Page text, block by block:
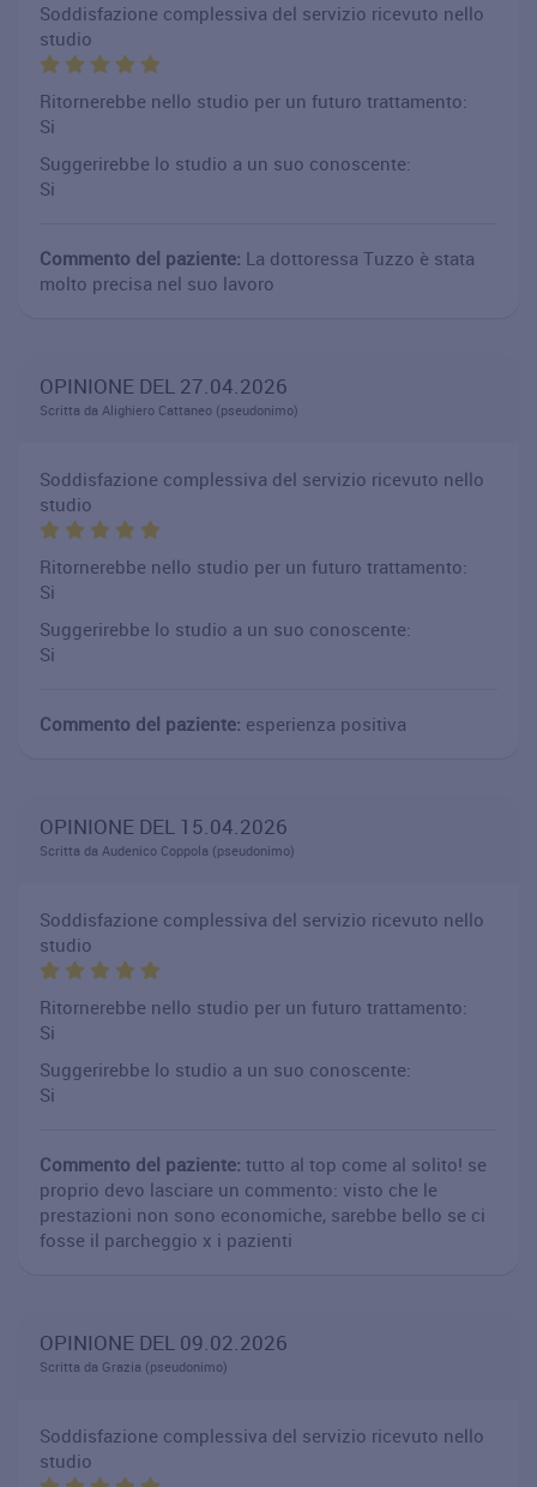
Soddisfazione complessiva del servizio ricevuto nello
studio
Ritornerebbe nello studio per un futuro trattamento:
Si
Suggerirebbe lo studio a un suo conoscente:
Si
Commento del paziente: La dottoressa Tuzzo è stata
molto precisa nel suo lavoro
OPINIONE DEL 27.04.2026
Scritta da Alighiero Cattaneo (pseudonimo)
Soddisfazione complessiva del servizio ricevuto nello
studio
Ritornerebbe nello studio per un futuro trattamento:
Si
Suggerirebbe lo studio a un suo conoscente:
Si
Commento del paziente: esperienza positiva
OPINIONE DEL 15.04.2026
Scritta da Audenico Coppola (pseudonimo)
Soddisfazione complessiva del servizio ricevuto nello
studio
Ritornerebbe nello studio per un futuro trattamento:
Si
Suggerirebbe lo studio a un suo conoscente:
Si
Commento del paziente: tutto al top come al solito! se
proprio devo lasciare un commento: visto che le
prestazioni non sono economiche, sarebbe bello se ci
fosse il parcheggio x i pazienti
OPINIONE DEL 09.02.2026
Scritta da Grazia (pseudonimo)
Soddisfazione complessiva del servizio ricevuto nello
studio